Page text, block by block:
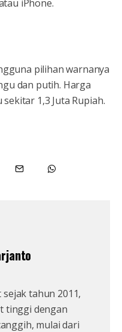
iPhone.
pilihan warnanya
dan putih. Harga
1,3 Juta Rupiah.
tahun 2011,
tinggi dengan
mulai dari